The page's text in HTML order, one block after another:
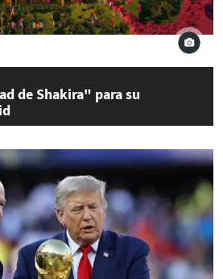
de Shakira" para su